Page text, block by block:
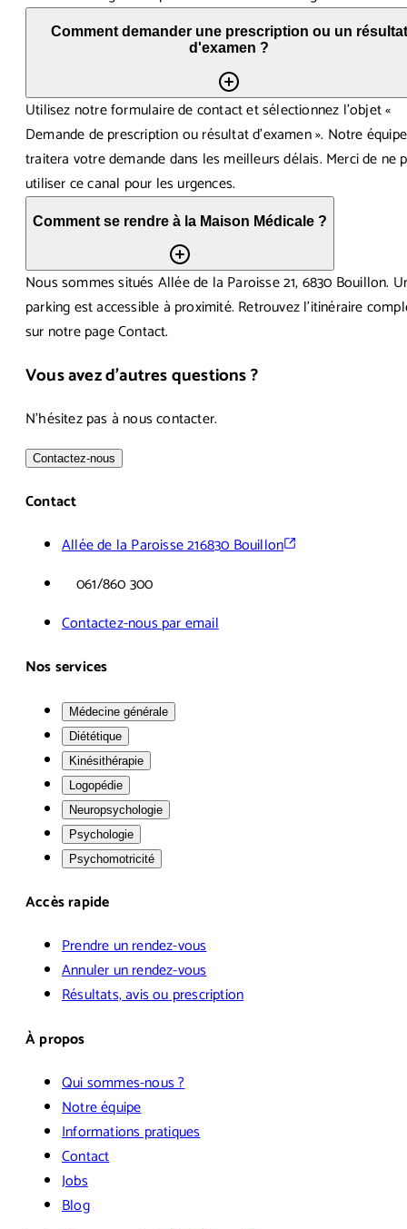
Comment demander une prescription ou un résultat
d'examen ?
Utilisez notre formulaire de contact et sélectionnez l'objet «
Demande de prescription ou résultat d'examen ». Notre équipe
traitera votre demande dans les meilleurs délais. Merci de ne
utiliser ce canal pour les urgences.
Comment se rendre à la Maison Médicale ?
Nous sommes situés Allée de la Paroisse 21, 6830 Bouillon.
parking est accessible à proximité. Retrouvez l'itinéraire
sur notre page Contact.
Vous avez d'autres questions ?
N'hésitez pas à nous contacter.
Contactez-nous
Contact
Allée de la Paroisse 216830 Bouillon
061/860 300
Contactez-nous par email
Nos services
Médecine générale
Diététique
Kinésithérapie
Logopédie
Neuropsychologie
Psychologie
Psychomotricité
Accès rapide
Prendre un rendez-vous
Annuler un rendez-vous
Résultats, avis ou prescription
À propos
Qui sommes-nous ?
Notre équipe
Informations pratiques
Contact
Jobs
Blog